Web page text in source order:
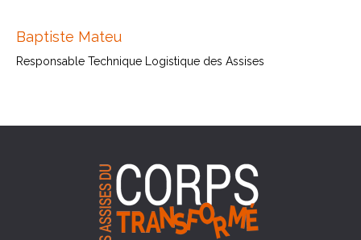
Baptiste Mateu
Responsable Technique Logistique des Assises